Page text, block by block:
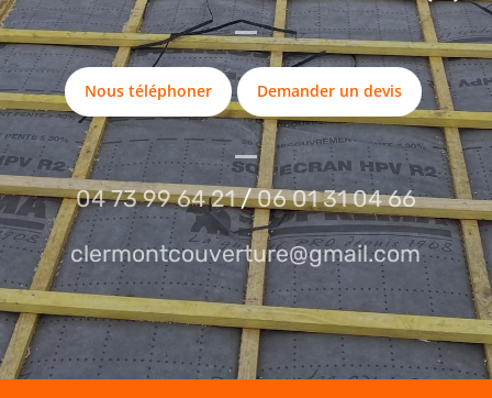
Nous téléphoner Demander un devis
04 73 99 64 21/06 01 31 04 66
clermontcouverture@gmail.com